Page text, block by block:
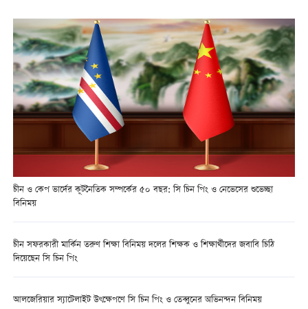
চীন ও কেপ ভার্দের কূটনৈতিক সম্পর্কের ৫০ বছর: সি চিন পিং ও নেভেসের শুভেচ্ছা
বিনিময়
চীন সফরকারী মার্কিন তরুণ শিক্ষা বিনিময় দলের শিক্ষক ও শিক্ষার্থীদের জবাবি চিঠি
দিয়েছেন সি চিন পিং
আলজেরিয়ার স্যাটেলাইট উৎক্ষেপণে সি চিন পিং ও তেব্বুনের অভিনন্দন বিনিময়